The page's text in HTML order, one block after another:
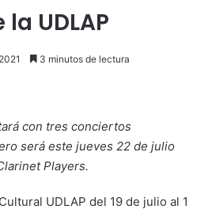
UDLAP
3 minutos de lectura
con tres conciertos
será este jueves 22 de julio
Players.
UDLAP del 19 de julio al 1